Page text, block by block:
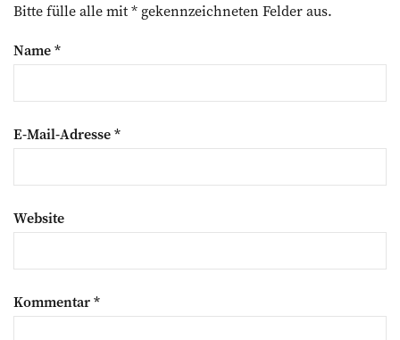
Bitte fülle alle mit * gekennzeichneten Felder aus.
Name*
E-Mail-Adresse*
Website
Kommentar*